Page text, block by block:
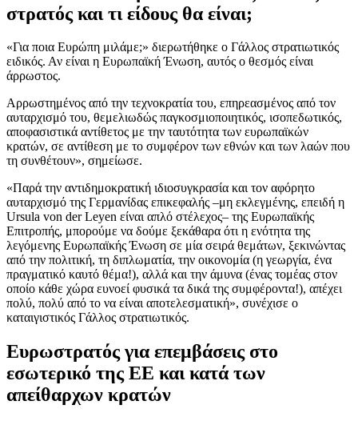
στρατός και τι είδους θα είναι;
«Για ποια Ευρώπη μιλάμε;» διερωτήθηκε ο Γάλλος στρατιωτικός
ειδικός. Αν είναι η Ευρωπαϊκή Ένωση, αυτός ο θεσμός είναι
άρρωστος.
Αρρωστημένος από την τεχνοκρατία του, επηρεασμένος από τον
αυταρχισμό του, θεμελιωδώς παγκοσμιοποιητικός, ισοπεδωτικός,
αποφασιστικά αντίθετος με την ταυτότητα των ευρωπαϊκών
κρατών, σε αντίθεση με το συμφέρον των εθνών και των λαών που
τη συνθέτουν», σημείωσε.
«Παρά την αντιδημοκρατική ιδιοσυγκρασία και τον αφόρητο
αυταρχισμό της Γερμανίδας επικεφαλής –μη εκλεγμένης, επειδή η
Ursula von der Leyen είναι απλό στέλεχος– της Ευρωπαϊκής
Επιτροπής, μπορούμε να δούμε ξεκάθαρα ότι η ενότητα της
λεγόμενης Ευρωπαϊκής Ένωση σε μία σειρά θεμάτων, ξεκινώντας
από την πολιτική, τη διπλωματία, την οικονομία (η γεωργία, ένα
πραγματικό καυτό θέμα!), αλλά και την άμυνα (ένας τομέας στον
οποίο κάθε χώρα ευνοεί φυσικά τα δικά της συμφέροντα!), απέχει
πολύ, πολύ από το να είναι αποτελεσματική», συνέχισε ο
καταιγιστικός Γάλλος στρατιωτικός.
Ευρωστρατός για επεμβάσεις στο
εσωτερικό της ΕΕ και κατά των
απείθαρχων κρατών